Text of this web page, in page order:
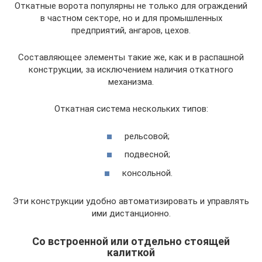
Откатные ворота популярны не только для ограждений
в частном секторе, но и для промышленных
предприятий, ангаров, цехов.
Составляющее элементы такие же, как и в распашной
конструкции, за исключением наличия откатного
механизма.
Откатная система нескольких типов:
рельсовой;
подвесной;
консольной.
Эти конструкции удобно автоматизировать и управлять
ими дистанционно.
Со встроенной или отдельно стоящей
калиткой